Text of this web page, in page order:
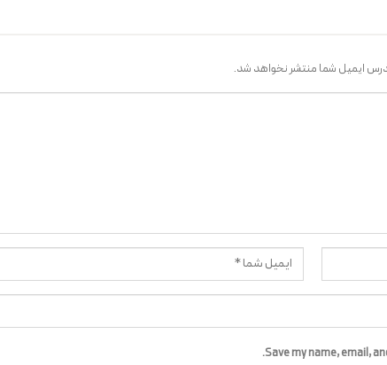
ایمیل شما منتشر نخواهد شد.
Save my name, email,